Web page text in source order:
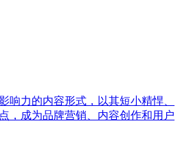
响力的内容形式，以其短小精悍、
，成为品牌营销、内容创作和用户